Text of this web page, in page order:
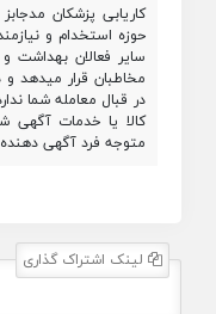
کاریابی پزشکان
حوزه استخدام و
سایر فعالان بهداشت
مخاطبان قرار میدهد
در قبال معامله شما
کالا یا خدمات آگهی
متوجه فرد آگهی
لینک اشتراک گذاری